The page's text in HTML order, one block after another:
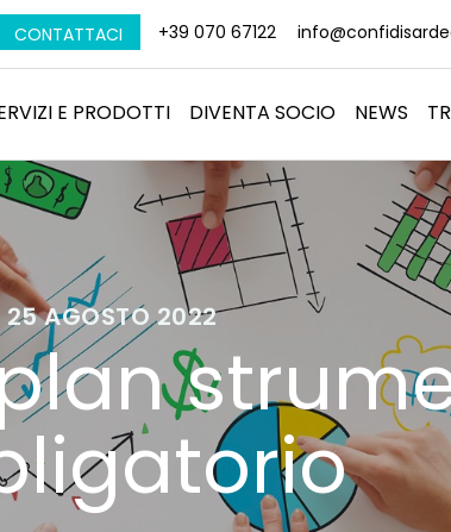
CONTATTACI +39 070 67122
E PRODOTTI DIVENTA SOCIO NEWS
25 AGOSTO 2022